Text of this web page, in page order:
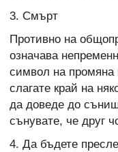
3. Смърт
Противно на
означава
символ на промяна
слагате край на
да доведе до
сънувате, че друг
4. Да бъдете